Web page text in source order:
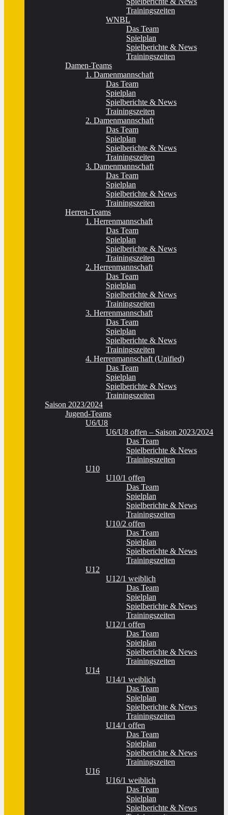
Trainingszeiten
WNBL
Das Team
Spielplan
Spielberichte & News
Trainingszeiten
Damen-Teams
1. Damenmannschaft
Das Team
Spielplan
Spielberichte & News
Trainingszeiten
2. Damenmannschaft
Das Team
Spielplan
Spielberichte & News
Trainingszeiten
3. Damenmannschaft
Das Team
Spielplan
Spielberichte & News
Trainingszeiten
Herren-Teams
1. Herrenmannschaft
Das Team
Spielplan
Spielberichte & News
Trainingszeiten
2. Herrenmannschaft
Das Team
Spielplan
Spielberichte & News
Trainingszeiten
3. Herrenmannschaft
Das Team
Spielplan
Spielberichte & News
Trainingszeiten
4. Herrenmannschaft (Unified)
Das Team
Spielplan
Spielberichte & News
Trainingszeiten
Saison 2023/2024
Jugend-Teams
U6/U8
U6/U8 offen – Saison 2023/2024
Das Team
Spielberichte & News
Trainingszeiten
U10
U10/1 offen
Das Team
Spielplan
Spielberichte & News
Trainingszeiten
U10/2 offen
Das Team
Spielplan
Spielberichte & News
Trainingszeiten
U12
U12/1 weiblich
Das Team
Spielplan
Spielberichte & News
Trainingszeiten
U12/1 offen
Das Team
Spielplan
Spielberichte & News
Trainingszeiten
U14
U14/1 weiblich
Das Team
Spielplan
Spielberichte & News
Trainingszeiten
U14/1 offen
Das Team
Spielplan
Spielberichte & News
Trainingszeiten
U16
U16/1 weiblich
Das Team
Spielplan
Spielberichte & News